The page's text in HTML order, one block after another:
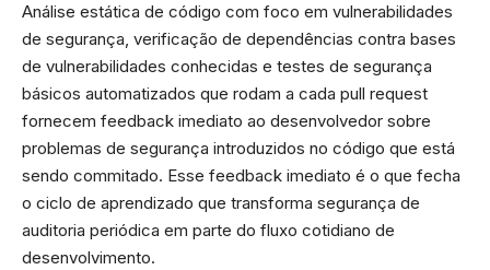
Análise estática de código com foco em vulnerabilidades
de segurança, verificação de dependências contra bases
de vulnerabilidades conhecidas e testes de segurança
básicos automatizados que rodam a cada pull request
fornecem feedback imediato ao desenvolvedor sobre
problemas de segurança introduzidos no código que está
sendo commitado. Esse feedback imediato é o que fecha
o ciclo de aprendizado que transforma segurança de
auditoria periódica em parte do fluxo cotidiano de
desenvolvimento.